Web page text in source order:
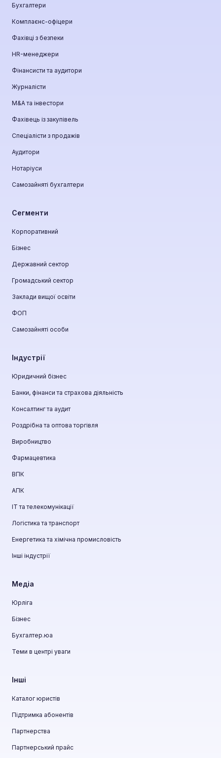
Бухгалтери
Комплаєнс-офіцери
Фахівці з безпеки
HR-менеджери
Фінансисти та аудитори
Журналісти
М&A та інвестори
Фахівець із закупівель
Спеціалісти з продажів
Аудитори
Нотаріуси
Самозайняті бухгалтери
Сегменти
Корпоративний
Бізнес
Державний сектор
Громадський сектор
Заклади вищої освіти
ФОП
Самозайняті особи
Індустрії
Юридичний бізнес
Банки, фінанси та страхова діяльність
Консалтинг та аудит
Роздрібна та оптова торгівля
Виробництво
Фармацевтика
ВПК
АПК
ІТ та телекомунікації
Логістика та транспорт
Енергетика та хімічна промисловість
Інші індустрії
Медіа
Юрліга
Бізнес
Бухгалтер.юа
Теми в центрі уваги
Інші
Каталог юристів
Підтримка абонентів
Партнерства
Партнерський прайс